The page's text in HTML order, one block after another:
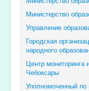
Министерство
Управление
Городская
народного
Центр мониторинга
Чебоксары
Уполномоченный